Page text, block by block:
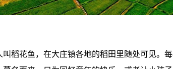
稻花鱼，在大庄镇各地的稻田里随处可见。